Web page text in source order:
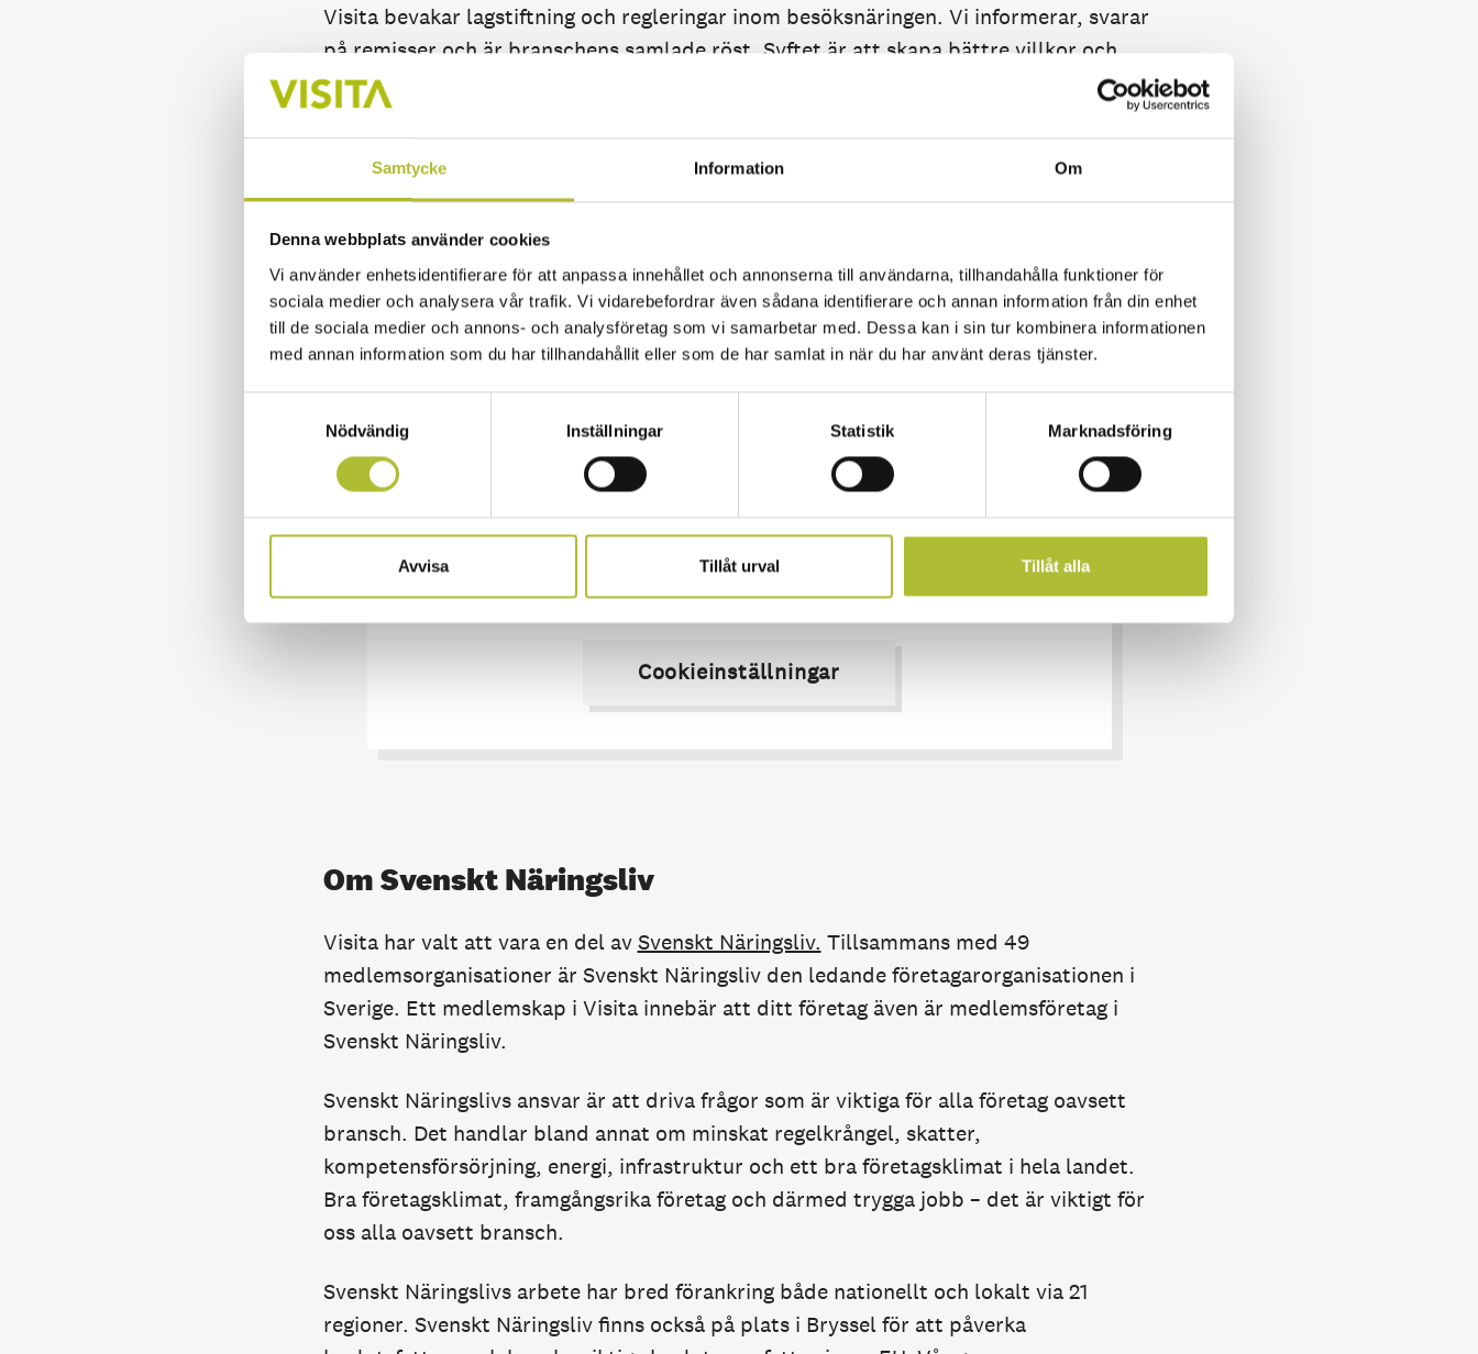
Samtycke Information Om
Denna webbplats använder cookies
Vi använder enhetsidentifierare för att anpassa innehållet och annonserna till användarna, tillhandahålla funktioner för
sociala medier och analysera vår trafik. Vi vidarebefordrar även sådana identifierare och annan information från din enhet
till de sociala medier och annons- och analysföretag som vi samarbetar med. Dessa kan i sin tur kombinera informationen
med annan information som du har tillhandahållit eller som de har samlat in när du har använt deras tjänster.
Nödvändig
Inställningar Statistik Marknadsföring
Avvisa Tillåt urval Tillåt alla
Visita bevakar lagstiftning och regleringar inom besöksnäringen. Vi informerar, svarar
på remisser och är branschens samlade röst. Syftet är att skapa bättre villkor och
ökad lönsamhet för Visitas medlemsföretag samt att få beslutsfattare att se
potentialen i den svenska besöksnäringen.
Arbetsgivarorganisationen
Visita är förhandlingspart gentemot fackliga organisationer – där Hotell och
Restaurang Facket, HRF, och Fackförbundet Unionen är de största. Visita förhandlar
fram kollektivavtal med respektive fackförbund. Förbundsjuristerna ger rådgivning i
arbetsgivarfrågor och biträder medlemsföretagen vid tvister och förhandlingar.
Visitas medlemsföretag kan även få juridiskt ombud i arbetsrättsliga tvister i domstol
Visita på 30 minuter
se innehållet.
Cookieinställningar
Om Svenskt Näringsliv
Visita har valt att vara en del avSvenskt Näringsliv. Tillsammans med 49
medlemsorganisationer är Svenskt Näringsliv den ledande företagarorganisationen i
Sverige. Ett medlemskap i Visita innebär att ditt företag även är medlemsföretag i
Svenskt Näringsliv.
Svenskt Näringslivs ansvar är att driva frågor som är viktiga för alla företag oavsett
bransch. Det handlar bland annat om minskat regelkrångel, skatter,
kompetensförsörjning, energi, infrastruktur och ett bra företagsklimat i hela landet.
Bra företagsklimat, framgångsrika företag och därmed trygga jobb – det är viktigt för
oss alla oavsett bransch.
Svenskt Näringslivs arbete har bred förankring både nationellt och lokalt via 21
regioner. Svenskt Näringsliv finns också på plats i Bryssel för att påverka